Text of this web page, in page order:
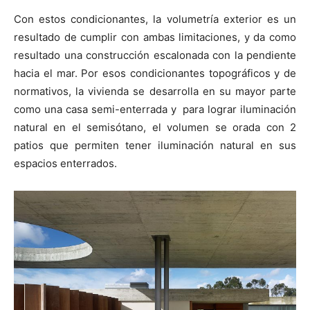
Con estos condicionantes, la volumetría exterior es un
resultado de cumplir con ambas limitaciones, y da como
resultado una construcción escalonada con la pendiente
hacia el mar. Por esos condicionantes topográficos y de
normativos, la vivienda se desarrolla en su mayor parte
como una casa semi-enterrada y para lograr iluminación
natural en el semisótano, el volumen se orada con 2
patios que permiten tener iluminación natural en sus
espacios enterrados.